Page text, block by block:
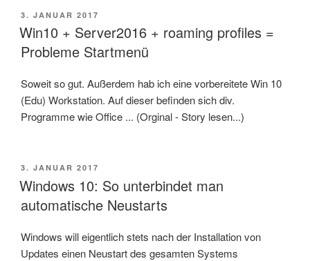
VERÖFFENTLICHT
AM
3. JANUAR 2017
Win10 + Server2016 + roaming profiles =
Probleme Startmenü
Soweit so gut. Außerdem hab ich eine vorbereitete Win 10
(Edu) Workstation. Auf dieser befinden sich div.
Programme wie Office ... (Orginal - Story lesen...)
VERÖFFENTLICHT
AM
3. JANUAR 2017
Windows 10: So unterbindet man
automatische Neustarts
Windows will eigentlich stets nach der Installation von
Updates einen Neustart des gesamten Systems